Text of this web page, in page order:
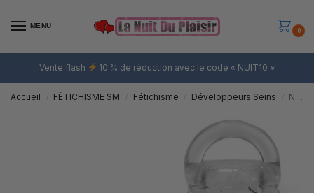
MENU
0
Vente flash 10 % de réduction avec le code « NUIT10 »
Accueil FÉTICHISME SM Fétichisme Développeurs Seins Nip-Pull Gripper Oxballs Transparent